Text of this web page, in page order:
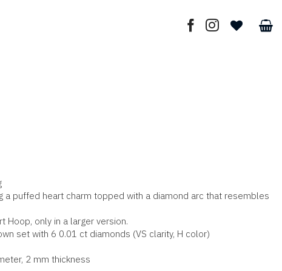
a puffed heart charm topped with a diamond arc that resembles
Hoop, only in a larger version.
set with 6 0.01 ct diamonds (VS clarity, H color)
2 mm thickness